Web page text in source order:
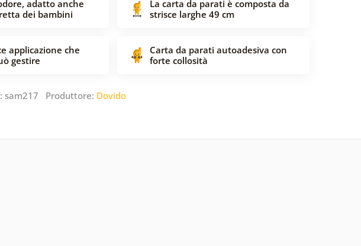
adatto anche
dei bambini
La carta da parati è composta da
strisce larghe 49 cm
applicazione che
gestire
Carta da parati autoadesiva con
forte collosità
sam217 Produttore: Dovido